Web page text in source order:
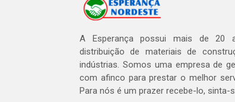
A Esperança possui mais de 20
distribuição de materiais de
indústrias. Somos uma empresa de
com afinco para prestar o melhor
Para nós é um prazer recebe-lo, sinta-